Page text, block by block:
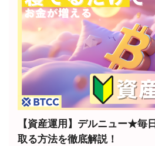
【資産運用】デルニュー★毎
取る方法を徹底解説！